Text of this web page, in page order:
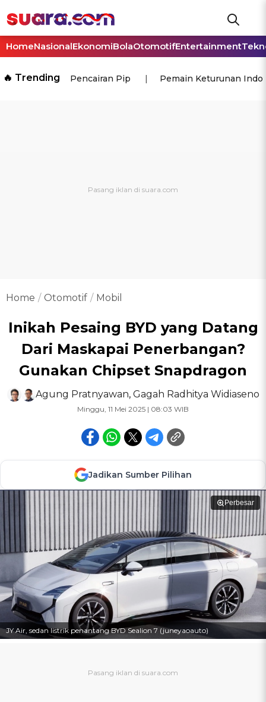
HomeNasionalEkonomiBolaOtomotifEntertainment
🔥 Trending Pencairan Pip Pemain Keturunan
Home Otomotif Mobil
Inikah Pesaing BYD yang Datang
Dari Maskapai Penerbangan?
Gunakan Chipset Snapdragon
Agung Pratnyawan, Gagah Radhitya Widiaseno
Minggu, 11 Mei 2025 | 08:03 WIB
Jadikan Sumber Pilihan
Perbesar
JY Air, sedan listrik penantang BYD Sealion 7 (juneyaoauto)